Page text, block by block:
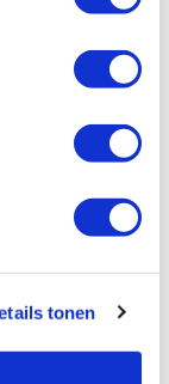
tonen
V-vorm snede